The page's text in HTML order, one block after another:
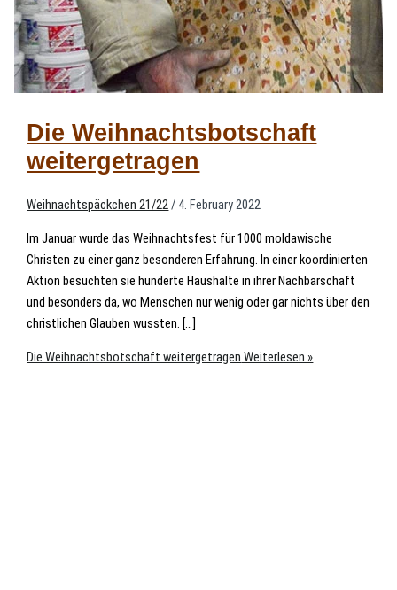
Die Weihnachtsbotschaft
weitergetragen
Weihnachtspäckchen 21/22/ 4. February 2022
Im Januar wurde das Weihnachtsfest für 1000 moldawische
Christen zu einer ganz besonderen Erfahrung. In einer koordinierten
Aktion besuchten sie hunderte Haushalte in ihrer Nachbarschaft
und besonders da, wo Menschen nur wenig oder gar nichts über den
christlichen Glauben wussten. […]
Die Weihnachtsbotschaft weitergetragen Weiterlesen »